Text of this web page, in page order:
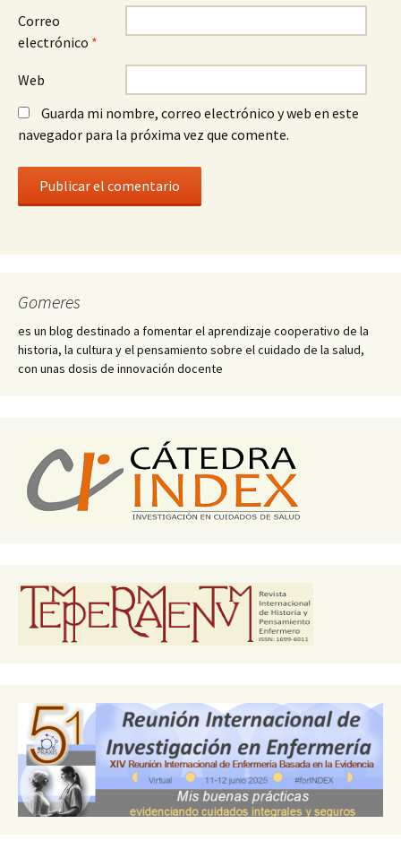
Correo
electrónico *
Web
Guarda mi nombre, correo electrónico y web en este
navegador para la próxima vez que comente.
Gomeres
es un blog destinado a fomentar el aprendizaje cooperativo de la
historia, la cultura y el pensamiento sobre el cuidado de la salud,
con unas dosis de innovación docente